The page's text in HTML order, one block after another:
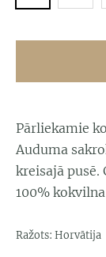
Pārliekamie
Auduma
kreisajā pusē.
100% kokvilna
Ražots: Horvātija